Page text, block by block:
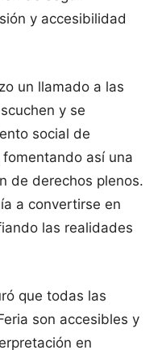
y accesibilidad
un llamado a las
y se
social de
así una
de derechos plenos.
a convertirse en
las realidades
que todas las
son accesibles y
en